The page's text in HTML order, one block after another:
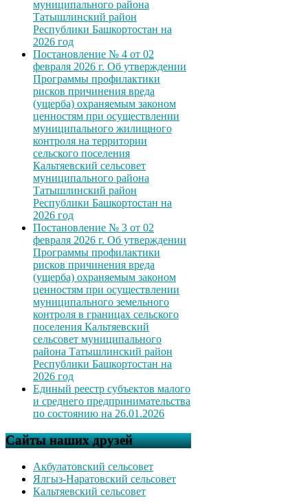
муниципального района
Татышлинский район
Республики Башкортостан на
2026 год
Постановление № 4 от 02
февраля 2026 г. Об утверждении
Программы профилактики
рисков причинения вреда
(ущерба) охраняемым законом
ценностям при осуществлении
муниципального жилищного
контроля на территории
сельского поселения
Кальтяевский сельсовет
муниципального района
Татышлинский район
Республики Башкортостан на
2026 год
Постановление № 3 от 02
февраля 2026 г. Об утверждении
Программы профилактики
рисков причинения вреда
(ущерба) охраняемым законом
ценностям при осуществлении
муниципального земельного
контроля в границах сельского
поселения Кальтяевский
сельсовет муниципального
района Татышлинский район
Республики Башкортостан на
2026 год
Единый реестр субъектов малого
и среднего предпринимательства
по состоянию на 26.01.2026
Сайты наших друзей
Акбулатовский сельсовет
Ялгыз-Наратовский сельсовет
Кальтяевский сельсовет